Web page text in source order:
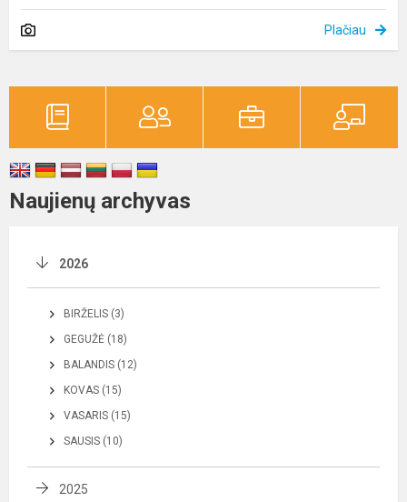
Plačiau
Naujienų archyvas
2026
BIRŽELIS (3)
GEGUŽĖ (18)
BALANDIS (12)
KOVAS (15)
VASARIS (15)
SAUSIS (10)
2025